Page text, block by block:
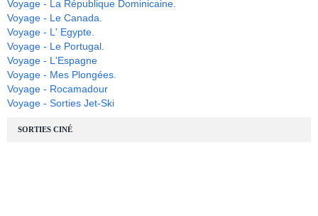
Voyage - La République Dominicaine.
Voyage - Le Canada.
Voyage - L' Egypte.
Voyage - Le Portugal.
Voyage - L'Espagne
Voyage - Mes Plongées.
Voyage - Rocamadour
Voyage - Sorties Jet-Ski
SORTIES CINÉ